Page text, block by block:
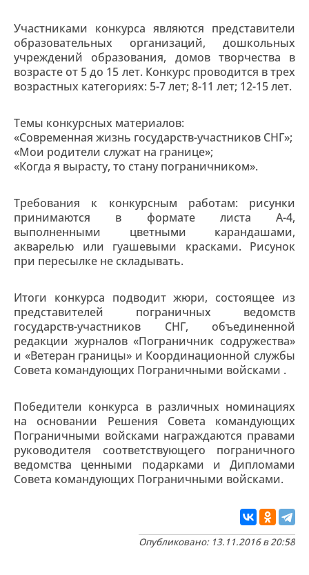
Участниками конкурса являются представители
образовательных организаций, дошкольных
учреждений образования, домов творчества в
возрасте от 5 до 15 лет. Конкурс проводится в трех
возрастных категориях: 5-7 лет; 8-11 лет; 12-15 лет.
Темы конкурсных материалов:
«Современная жизнь государств-участников СНГ»;
«Мои родители служат на границе»;
«Когда я вырасту, то стану пограничником».
Требования к конкурсным работам: рисунки
принимаются в формате листа А-4,
выполненными цветными карандашами,
акварелью или гуашевыми красками. Рисунок
при пересылке не складывать.
Итоги конкурса подводит жюри, состоящее из
представителей пограничных ведомств
государств-участников СНГ, объединенной
редакции журналов «Пограничник содружества»
и «Ветеран границы» и Координационной службы
Совета командующих Пограничными войсками .
Победители конкурса в различных номинациях
на основании Решения Совета командующих
Пограничными войсками награждаются правами
руководителя соответствующего пограничного
ведомства ценными подарками и Дипломами
Совета командующих Пограничными войсками.
Опубликовано: 13.11.2016 в 20:58